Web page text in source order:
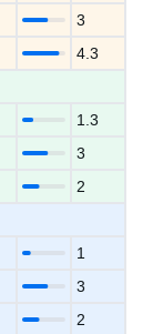
3
4.3
1.3
3
2
1
3
2